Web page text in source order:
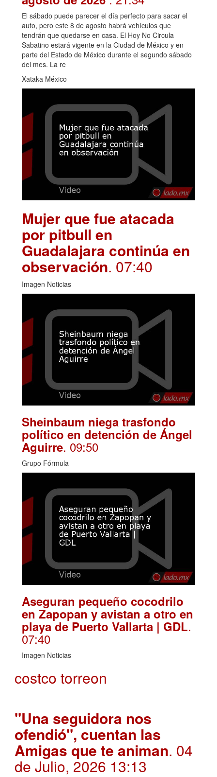
El sábado puede parecer el día perfecto para sacar el
auto, pero este 8 de agosto habrá vehículos que
tendrán que quedarse en casa. El Hoy No Circula
Sabatino estará vigente en la Ciudad de México y en
parte del Estado de México durante el segundo sábado
del mes. La re
Xataka México
Mujer que fue atacada
por pitbull en
Guadalajara continúa en
observación. 07:40
Imagen Noticias
Sheinbaum niega trasfondo
político en detención de Ángel
Aguirre. 09:50
Grupo Fórmula
Aseguran pequeño cocodrilo
en Zapopan y avistan a otro en
playa de Puerto Vallarta | GDL.
07:40
Imagen Noticias
costco torreon
"Una seguidora nos
ofendió", cuentan las
Amigas que te animan. 04
de Julio, 2026 13:13